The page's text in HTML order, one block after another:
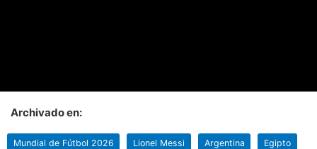
Archivado en:
Mundial de Fútbol 2026 Lionel Messi Argentina Egipto